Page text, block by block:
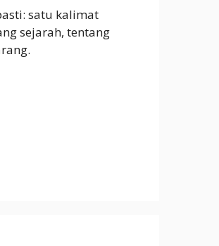
satu kalimat
sejarah, tentang